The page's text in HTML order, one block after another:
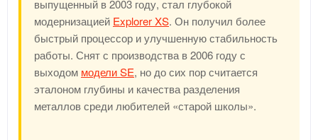
выпущенный в 2003 году, стал глубокой
модернизацией Explorer XS. Он получил более
быстрый процессор и улучшенную стабильность
работы. Снят с производства в 2006 году с
выходом модели SE, но до сих пор считается
эталоном глубины и качества разделения
металлов среди любителей «старой школы».